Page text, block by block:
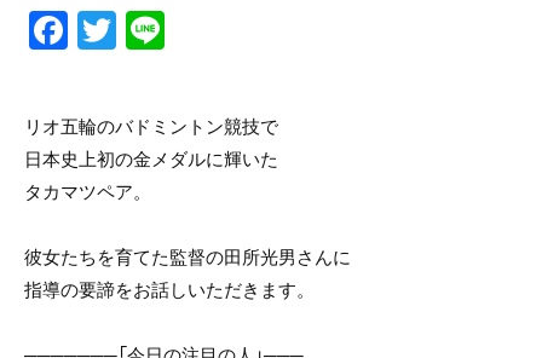
F
a
c
e
b
o
k
T
w
itt
er
e
リオ五輪のバドミントン競技で
日本史上初の金メダルに輝いた
タカマツペア。
彼女たちを育てた監督の田所光男さんに
指導の要諦をお話しいただきます。